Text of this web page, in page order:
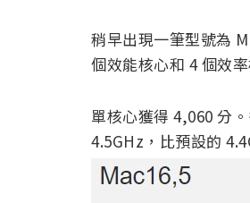
稍早出現一筆型號為
個效能核心和 4 個效
單核心獲得 4,060 分
4.5GHz，比預設的